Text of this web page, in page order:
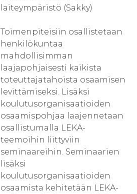
laiteympäristö (Sakky)
Toimenpiteisiin osallistetaan
henkilökuntaa
mahdollisimman
laajapohjaisesti kaikista
toteuttajatahoista osaamisen
levittämiseksi. Lisäksi
koulutusorganisaatioiden
osaamispohjaa laajennetaan
osallistumalla LEKA-
teemoihin liittyviin
seminaareihin. Seminaarien
lisäksi
koulutusorganisaatioiden
osaamista kehitetään LEKA-